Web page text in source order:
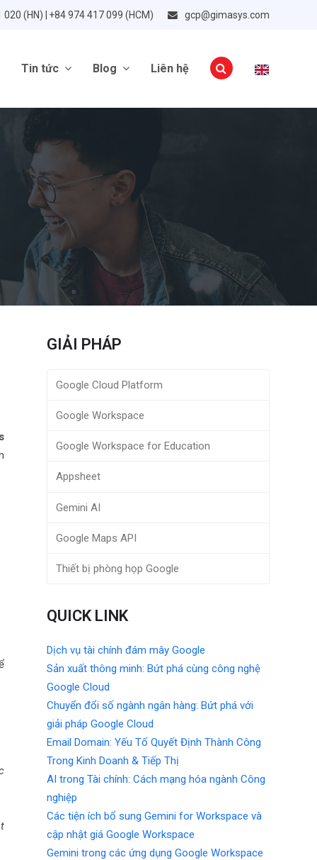
020 (HN) | +84 974 417 099 (HCM) gcp@gimasys.com
Tin tức Blog Liên hệ
GIẢI PHÁP
Google Cloud Platform
Google Workspace
Google Workspace for Education
Appsheet
Gemini AI
Google Maps API
Thiết bị phòng họp Google
QUICK LINK
Dịch vụ tài chính đám mây Google
Sản xuất thông minh: Bứt phá cùng công nghệ
Google Cloud
Chuyển đổi số ngành ngân hàng: Bứt phá với
giải pháp Google Cloud
Email Domain: Yếu Tố Quyết Định Thành Công
Trong Kinh Doanh & Tiếp Thị
AI trong Tài chính: Cách mạng hóa ngành Công
nghiệp
Các tiện ích bổ sung Gemini for Workspace và
cập nhật giá Google Workspace
Gemini trong các ứng dụng Google Workspace